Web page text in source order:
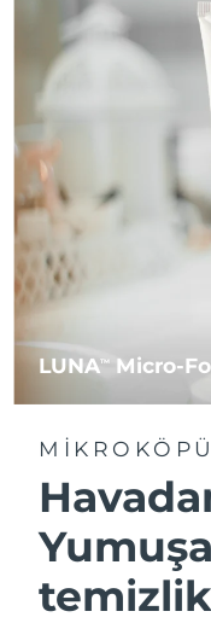
LUNATM Micro-